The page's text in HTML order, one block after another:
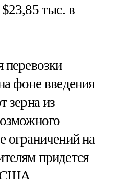
тыс. в
перевозки
фоне введения
зерна из
ограничений на
придется
США.